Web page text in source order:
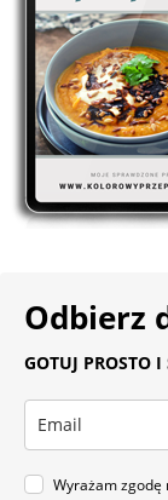
Odbierz
GOTUJ
Wyrażam zgodę